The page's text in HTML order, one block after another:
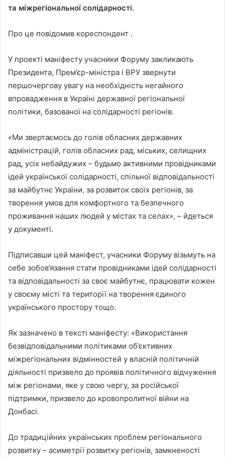
та міжрегіональної солідарності.
Про це повідомив кореспондент .
У проекті маніфесту учасники Форуму закликають
Президента, Прем’єр-міністра і ВРУ звернути
першочергову увагу на необхідність негайного
впровадження в Україні державної регіональної
політики, базованої на солідарності регіонів.
«Ми звертаємось до голів обласних державних
адміністрацій, голів обласних рад, міських, селищних
рад, усіх небайдужих – будьмо активними провідниками
ідей української солідарності, спільної відповідальності
за майбутнє України, за розвиток своїх регіонів, за
творення умов для комфортного та безпечного
проживання наших людей у містах та селах», – йдеться
у документі.
Підписавши цей маніфест, учасники Форуму візьмуть на
себе зобов’язання стати провідниками ідей солідарності
та відповідальності за своє майбутнє, працювати кожен
у своєму місті та території на творення єдиного
українського простору тощо.
Як зазначено в тексті маніфесту: «Використання
безвідповідальними політиками об’єктивних
міжрегіональних відмінностей у власній політичній
діяльності призвело до проявів політичного відчуження
між регіонами, яке у свою чергу, за російської
підтримки, призвело до кровопролитної війни на
Донбасі.
До традиційних українських проблем регіонального
розвитку – асиметрії розвитку регіонів, замкненості